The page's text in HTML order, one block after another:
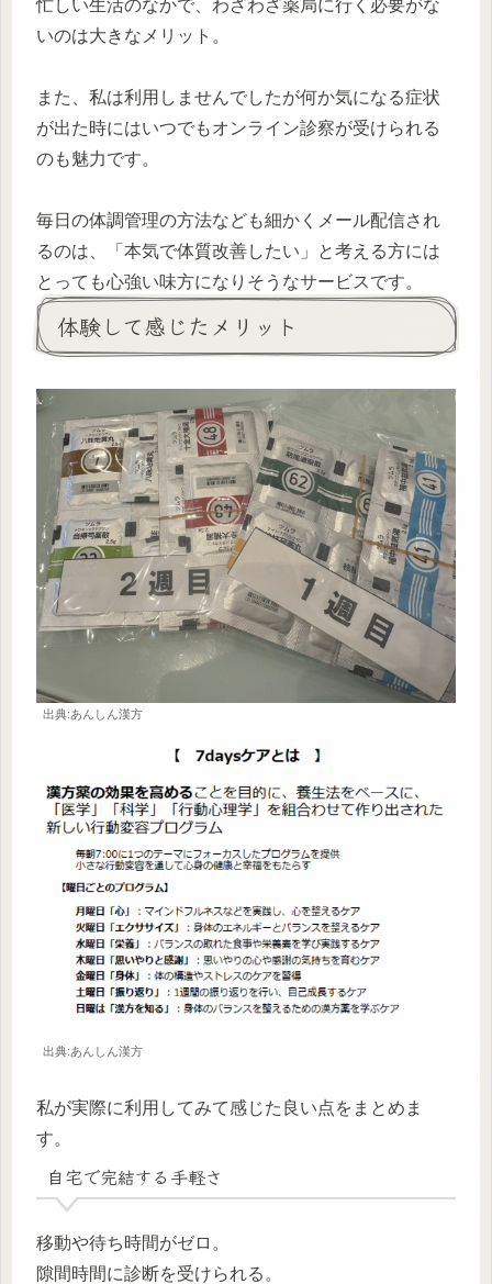
忙しい生活のなかで、わざわざ薬局に行く必要がな
いのは大きなメリット。
また、私は利用しませんでしたが何か気になる症状
が出た時にはいつでもオンライン診察が受けられる
のも魅力です。
毎日の体調管理の方法なども細かくメール配信され
るのは、「本気で体質改善したい」と考える方には
とっても心強い味方になりそうなサービスです。
体験して感じたメリット
出典:あんしん漢方
出典:あんしん漢方
私が実際に利用してみて感じた良い点をまとめま
す。
自宅で完結する手軽さ
移動や待ち時間がゼロ。
隙間時間に診断を受けられる。